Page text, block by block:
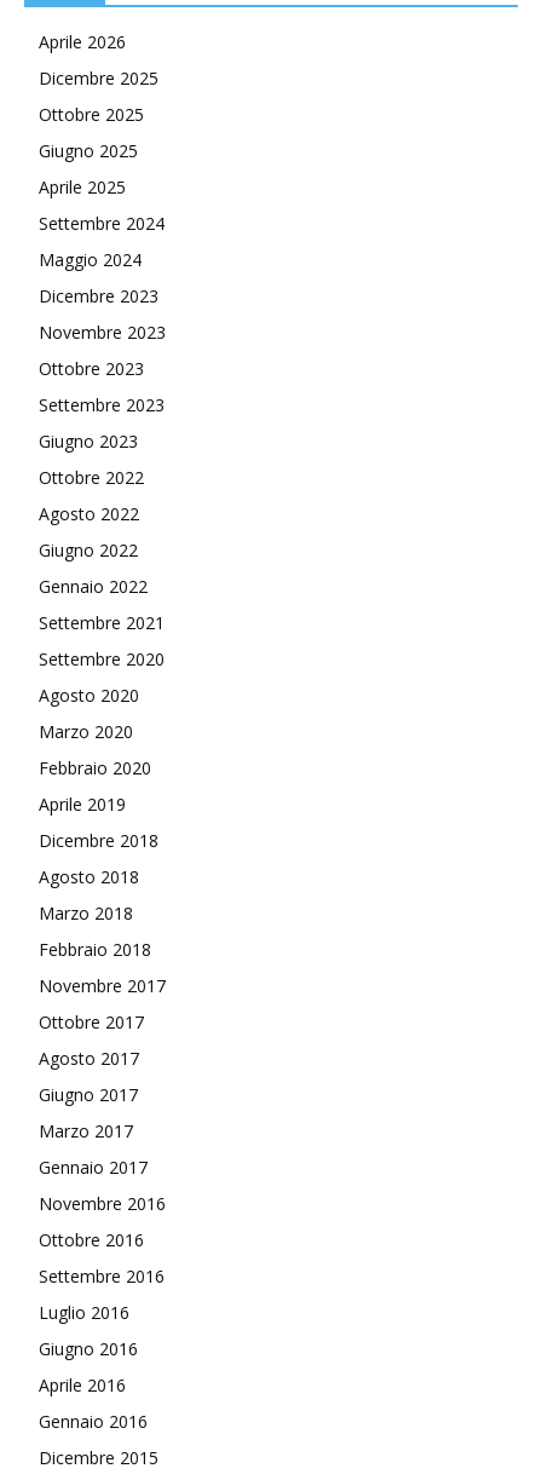
Aprile 2026
Dicembre 2025
Ottobre 2025
Giugno 2025
Aprile 2025
Settembre 2024
Maggio 2024
Dicembre 2023
Novembre 2023
Ottobre 2023
Settembre 2023
Giugno 2023
Ottobre 2022
Agosto 2022
Giugno 2022
Gennaio 2022
Settembre 2021
Settembre 2020
Agosto 2020
Marzo 2020
Febbraio 2020
Aprile 2019
Dicembre 2018
Agosto 2018
Marzo 2018
Febbraio 2018
Novembre 2017
Ottobre 2017
Agosto 2017
Giugno 2017
Marzo 2017
Gennaio 2017
Novembre 2016
Ottobre 2016
Settembre 2016
Luglio 2016
Giugno 2016
Aprile 2016
Gennaio 2016
Dicembre 2015